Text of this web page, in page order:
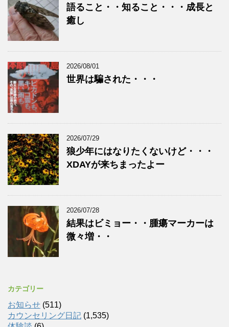
語ること・・知ること・・・成長と
癒し
2026/08/01
世界は騙された・・・
2026/07/29
狼少年にはなりたくないけど・・・
XDAYが来ちまったよー
2026/07/28
結果はビミョー・・腫瘍マーカーは
微々増・・
カテゴリー
お知らせ (511)
カウンセリング日記 (1,535)